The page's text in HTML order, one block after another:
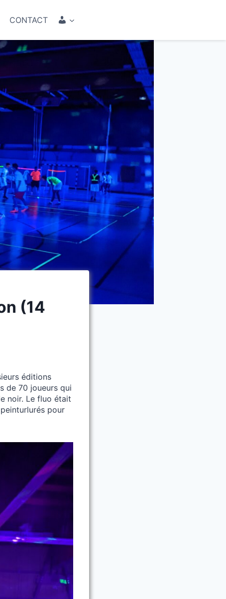
CONTACT COMPTE
(14
éditions
de 70 joueurs qui
noir. Le fluo était
pour